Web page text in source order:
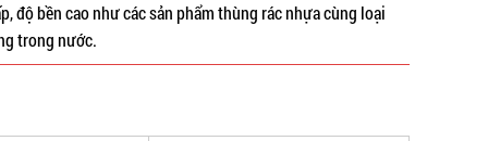
độ bền cao như các sản phẩm thùng rác nhựa cùng loại
trong nước.